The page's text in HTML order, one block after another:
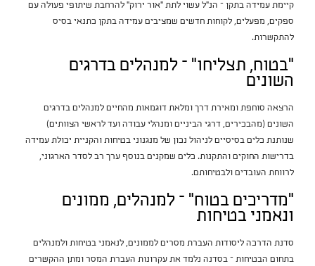
קיימת עמידה בתקן – הנ"ל עשוי לתת "אור ירוק" להרחבת שיתופי פעולה עם
ספקים, מפעלים, לקוחות חדשים שמציבים עמידה בתקן כתנאי בסיס
להתקשרות.
"בטוח, תצליחו" – למנהלים בדרגים
השונים
הרצאה סוחפת ומאירת דרך ומלאת דוגמאות מהחיים למנהלים בדרגים
השונים (מהבכירים, דרגי הביניים ומנהלי עבודה ועד לראשי הצוותים)
שנותנת כלים בסיסיים לניהול נכון של מנגנוני בטיחות והקניית יכולת עמידה
בדרישות החוקים והתקנות. כלים שמקנים בנוסף ערך רב לסדר הארגוני,
לרווחת העובדים ולבטיחותם.
"מדריכים בטוח" – למנהלים, ממונים
ונאמני בטיחות
סדנת הדרכה ליסודות העברת מסרים לממונים, לנאמני בטיחות ולמנהלים
בתחום הבטיחות – בסדנה נלמד את עקרונות העברת המסר ומתן ההקשרים